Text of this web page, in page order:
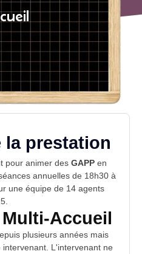
la prestation
pour animer des GAPP en
annuelles de 18h30 à
une équipe de 14 agents
Accueil
plusieurs années mais
L'intervenant ne